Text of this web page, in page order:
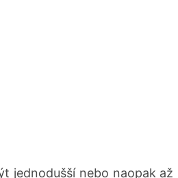
jednodušší nebo naopak